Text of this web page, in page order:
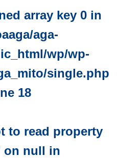
array key 0 in
aga-
wp/wp-
single.php
18
to read property
on null in